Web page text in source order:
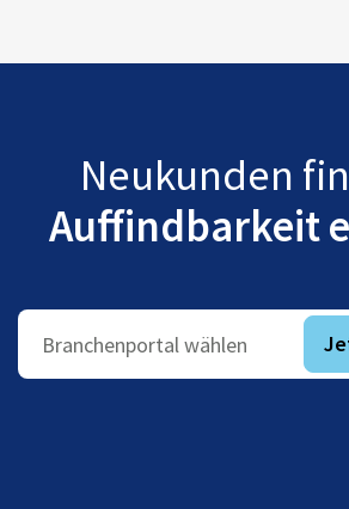
Neukunden
Auffindbarkeit
Branchenportal wählen